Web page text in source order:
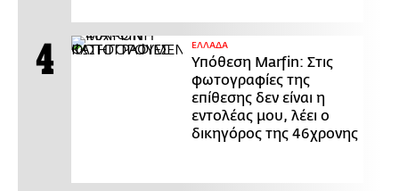
ΕΛΛΑΔΑ
Υπόθεση Marfin: Στις
φωτογραφίες της
επίθεσης δεν είναι η
εντολέας μου, λέει ο
δικηγόρος της 46χρονης